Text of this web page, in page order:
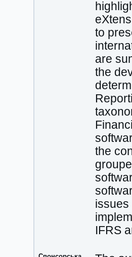
to
are
the
the
issues
IFRS